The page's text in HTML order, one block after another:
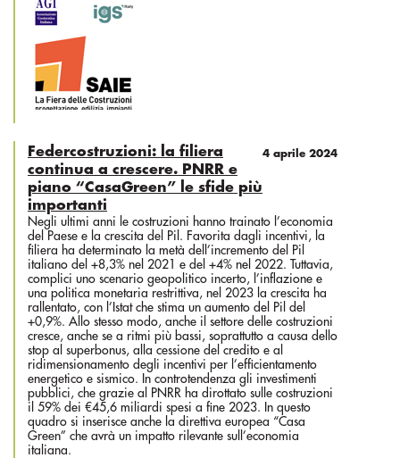
4 aprile 2024
Federcostruzioni: la filiera
continua a crescere. PNRR e
piano “CasaGreen” le sfide più
importanti
Negli ultimi anni le costruzioni hanno trainato l’economia
del Paese e la crescita del Pil. Favorita dagli incentivi, la
filiera ha determinato la metà dell’incremento del Pil
italiano del +8,3% nel 2021 e del +4% nel 2022. Tuttavia,
complici uno scenario geopolitico incerto, l’inflazione e
una politica monetaria restrittiva, nel 2023 la crescita ha
rallentato, con l’Istat che stima un aumento del Pil del
+0,9%. Allo stesso modo, anche il settore delle costruzioni
cresce, anche se a ritmi più bassi, soprattutto a causa dello
stop al superbonus, alla cessione del credito e al
ridimensionamento degli incentivi per l’efficientamento
energetico e sismico. In controtendenza gli investimenti
pubblici, che grazie al PNRR ha dirottato sulle costruzioni
il 59% dei €45,6 miliardi spesi a fine 2023. In questo
quadro si inserisce anche la direttiva europea “Casa
Green” che avrà un impatto rilevante sull’economia
italiana.